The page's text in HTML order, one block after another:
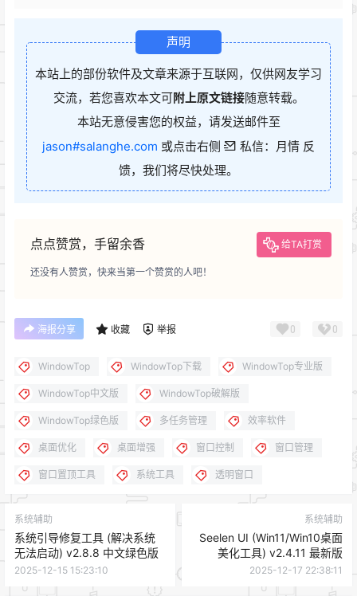
声明
本站上的部份软件及文章来源于互联网，仅供网友学习
交流，若您喜欢本文可附上原文链接随意转载。
本站无意侵害您的权益，请发送邮件至
jason#salanghe.com 或点击右侧
私信：月情 反
馈，我们将尽快处理。
点点赞赏，手留余香 给TA打赏
还没有人赞赏，快来当第一个赞赏的人吧！
海报分享 收藏 举报 0 0
WindowTop WindowTop下载 WindowTop专业版
WindowTop中文版 WindowTop破解版
WindowTop绿色版 多任务管理 效率软件
桌面优化 桌面增强 窗口控制 窗口管理
窗口置顶工具 系统工具 透明窗口
系统辅助
系统引导修复工具 (解决系统
无法启动) v2.8.8 中文绿色版
2025-12-15 15:23:10
系统辅助
Seelen UI (Win11/Win10桌面
美化工具) v2.4.11 最新版
2025-12-17 22:38:11